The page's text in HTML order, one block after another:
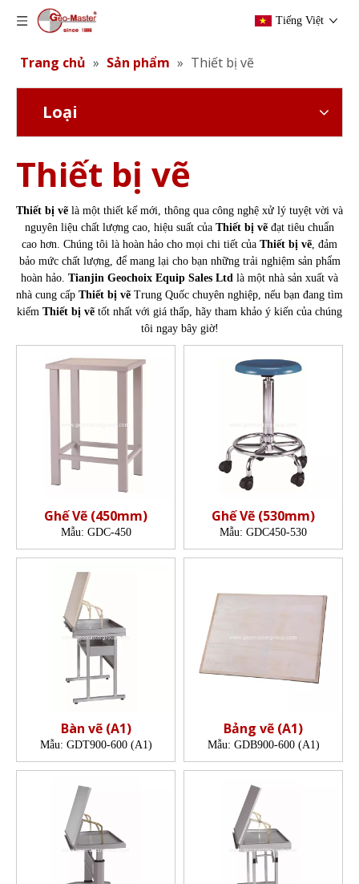
Tiếng Việt
Trang chủ » Sản phẩm » Thiết bị vẽ
Loại
Thiết bị vẽ
Thiết bị vẽ là một thiết kế mới, thông qua công nghệ xử lý tuyệt vời và
nguyên liệu chất lượng cao, hiệu suất của Thiết bị vẽ đạt tiêu chuẩn
cao hơn. Chúng tôi là hoàn hảo cho mọi chi tiết của Thiết bị vẽ, đảm
bảo mức chất lượng, để mang lại cho bạn những trải nghiệm sản phẩm
hoàn hảo. Tianjin Geochoix Equip Sales Ltd là một nhà sản xuất và
nhà cung cấp Thiết bị vẽ Trung Quốc chuyên nghiệp, nếu bạn đang tìm
kiếm Thiết bị vẽ tốt nhất với giá thấp, hãy tham khảo ý kiến ​​của chúng
tôi ngay bây giờ!
Ghế Vẽ (450mm)
Mẫu: GDC-450
Ghế Vẽ (530mm)
Mẫu: GDC450-530
Bàn vẽ (A1)
Mẫu: GDT900-600 (A1)
Bảng vẽ (A1)
Mẫu: GDB900-600 (A1)